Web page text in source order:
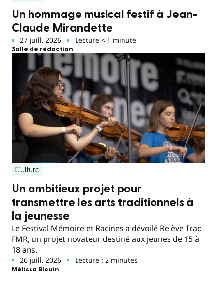
Un hommage musical festif à Jean-
Claude Mirandette
27 juill. 2026 Lecture < 1 minute
Salle de rédaction
Culture
Un ambitieux projet pour
transmettre les arts traditionnels à
la jeunesse
Le Festival Mémoire et Racines a dévoilé Relève Trad
FMR, un projet novateur destiné aux jeunes de 15 à
18 ans.
26 juill. 2026 Lecture : 2 minutes
Mélissa Blouin